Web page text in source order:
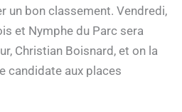
un bon classement. Vendredi,
et Nymphe du Parc sera
Christian Boisnard, et on la
candidate aux places